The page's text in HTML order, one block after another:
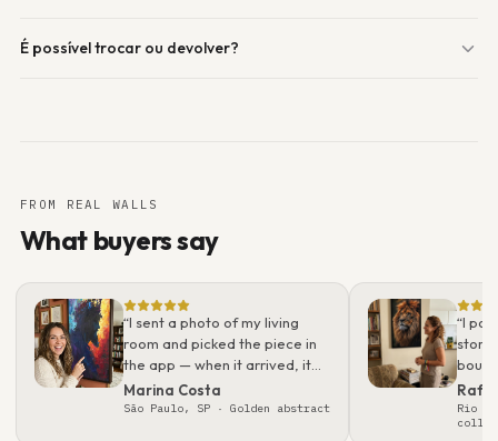
É possível trocar ou devolver?
FROM REAL WALLS
What buyers say
“I sent a photo of my living
room and picked the piece in
the app — when it arrived, it
looked even better than on
screen. Packaging was
Marina Costa
São Paulo, SP· Golden abstract
“I
story.
what
real
Rio